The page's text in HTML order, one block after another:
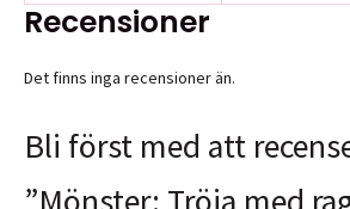
Recensioner
Det finns inga recensioner än.
Bli först med att